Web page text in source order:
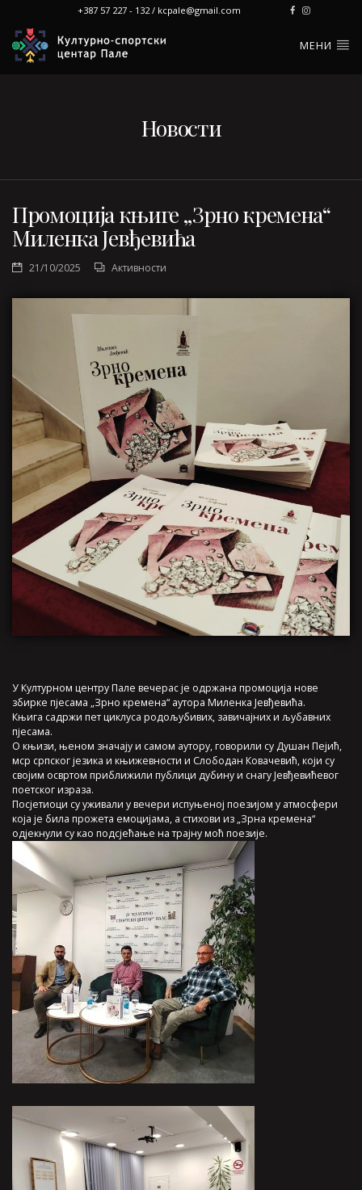
+387 57 227 - 132 / kcpale@gmail.com
МЕНИ
Новости
Промоција књиге „Зрно кремена“
Миленка Јевђевића
21/10/2025 Активности
У Културном центру Пале вечерас је одржана промоција нове
збирке пјесама „Зрно кремена“ аутора Миленкa Јевђевићa.
Књига садржи пет циклуса родољубивих, завичајних и љубавних
пјесама.
О књизи, њеном значају и самом аутору, говорили су Душан Пејић,
мср српског језика и књижевности и Слободан Ковачевић, који су
својим освртом приближили публици дубину и снагу Јевђевићевог
поетског израза.
Посјетиоци су уживали у вечери испуњеној поезијом у атмосфери
која је била прожета емоцијама, а стихови из „Зрна кремена“
одјекнули су као подсјећање на трајну моћ поезије.